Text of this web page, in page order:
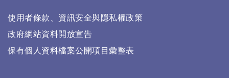
使用者條款、資訊安全與隱私權政策
政府網站資料開放宣告
保有個人資料檔案公開項目彙整表